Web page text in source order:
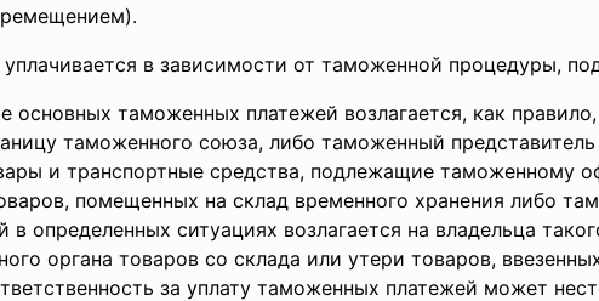
в зависимости от таможенной процедуры,
основных таможенных платежей возлагается, как
таможенного союза, либо таможенный
и транспортные средства, подлежащие таможенному
помещенных на склад временного хранения либо
определенных ситуациях возлагается на владельца
органа товаров со склада или утери товаров,
за уплату таможенных платежей может